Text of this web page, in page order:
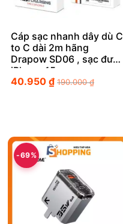
Cáp sạc nhanh dây dù C
to C dài 2m hãng
Drapow SD06 , sạc được
iPhone 15
40.950 ₫ 190.000₫
-69%